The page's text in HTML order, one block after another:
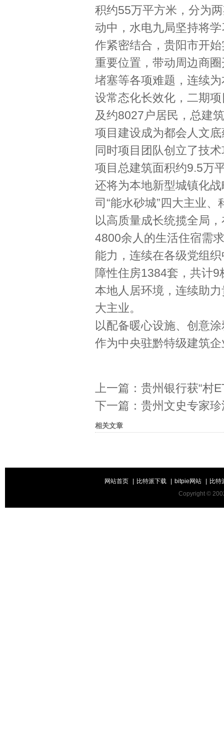
积约55万平方米，分为
动中，水电九局坚持将
作紧密结合，贵阳市开
重要位置，带动周边商
堵塞等各项难题，连续
设常态化长效化，二期
及约8027户居民，总建
项目建设成为都会人文
同时项目团队创立了技
项目总建筑面积约9.5万
还将为本地新型城镇化
司“能水砂城”四大主业
以高质量成长统揽全局
4800余人的生活住宿需
能力，连续在各级党组
障性住房1384套，共计
本地人居环境，连续助
大主业。
以配备暖心设施、创意
作为中央驻黔特级建筑
上一篇： 贵州银行获“村
下一篇： 贵州文史专家
相关文章
网站首页 比特派下载 bitpie网站
比特
Copyright ©